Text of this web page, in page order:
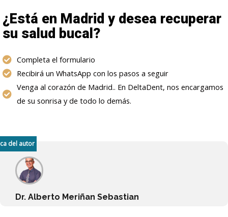
¿Está en Madrid y desea recuperar
su salud bucal?
Completa el formulario
Recibirá un WhatsApp con los pasos a seguir
Venga al corazón de Madrid.. En DeltaDent, nos encargamos
de su sonrisa y de todo lo demás.
del autor
Dr. Alberto Meriñan Sebastian